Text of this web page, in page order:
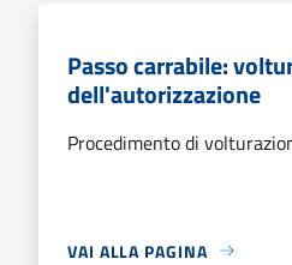
Passo carrabile:
dell'autorizzazione
Procedimento di
VAI ALLA PAGINA